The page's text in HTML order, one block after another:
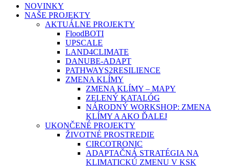
Close
Menu
NOVINKY
NAŠE PROJEKTY
AKTUÁLNE PROJEKTY
FloodBOTI
UPSCALE
LAND4CLIMATE
DANUBE-ADAPT
PATHWAYS2RESILIENCE
ZMENA KLÍMY
ZMENA KLÍMY – MAPY
ZELENÝ KATALÓG
NÁRODNÝ WORKSHOP: ZMENA
KLÍMY A AKO ĎALEJ
UKONČENÉ PROJEKTY
ŽIVOTNÉ PROSTREDIE
CIRCOTRONIC
ADAPTAČNÁ STRATÉGIA NA
KLIMATICKÚ ZMENU V KSK